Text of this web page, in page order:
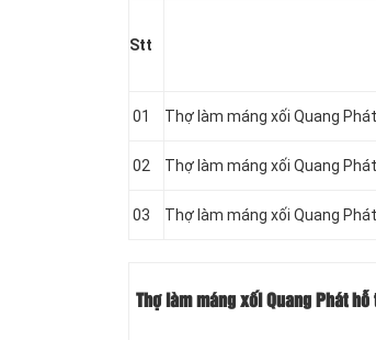
Stt
01 Thợ làm máng xối Quang
02 Thợ làm máng xối Quang
03 Thợ làm máng xối Quang
Thợ làm máng xối Quang Phát